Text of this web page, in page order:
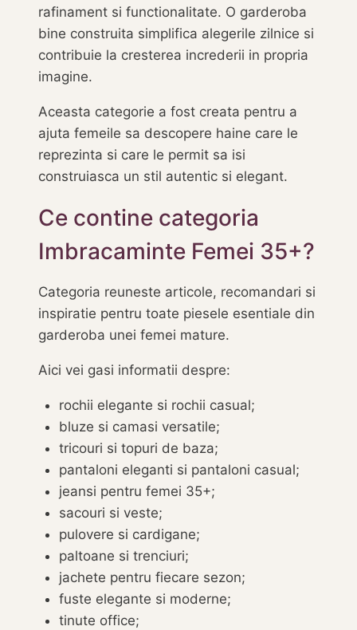
rafinament si functionalitate. O garderoba
bine construita simplifica alegerile zilnice si
contribuie la cresterea increderii in propria
imagine.
Aceasta categorie a fost creata pentru a
ajuta femeile sa descopere haine care le
reprezinta si care le permit sa isi
construiasca un stil autentic si elegant.
Ce contine categoria
Imbracaminte Femei 35+?
Categoria reuneste articole, recomandari si
inspiratie pentru toate piesele esentiale din
garderoba unei femei mature.
Aici vei gasi informatii despre:
rochii elegante si rochii casual;
bluze si camasi versatile;
tricouri si topuri de baza;
pantaloni eleganti si pantaloni casual;
jeansi pentru femei 35+;
sacouri si veste;
pulovere si cardigane;
paltoane si trenciuri;
jachete pentru fiecare sezon;
fuste elegante si moderne;
tinute office;